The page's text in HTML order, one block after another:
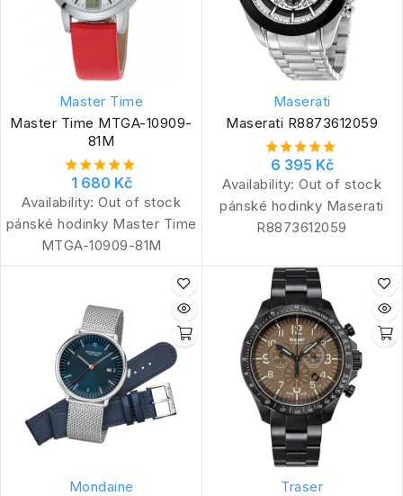
Master Time
Master Time MTGA-10909-
81M
1 680 Kč
Availability: Out of stock
pánské hodinky Master Time
MTGA-10909-81M
Maserati
Maserati R8873612059
6 395 Kč
Availability: Out of stock
pánské hodinky Maserati
R8873612059
Mondaine
Traser